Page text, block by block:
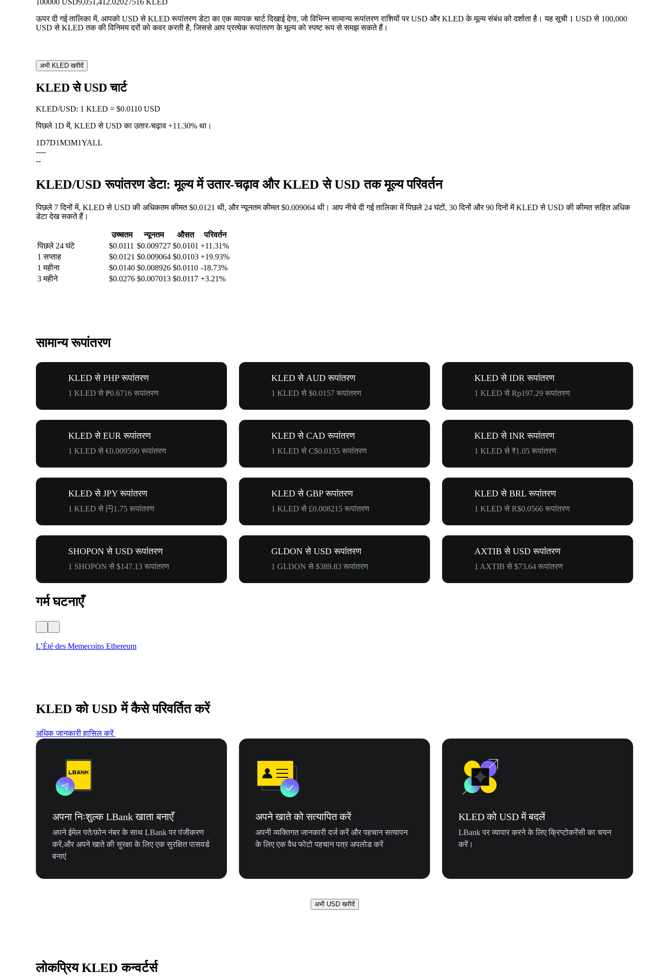
100000 USD9,051,412.02027516 KLED
ऊपर दी गई तालिका में, आपको USD से KLED रूपांतरण डेटा का एक व्यापक चार्ट दिखाई देगा, जो विभिन्न सामान्य रूपांतरण राशियों पर USD और KLED के मूल्य संबंध को दर्शाता है। यह सूची 1 USD से 100,000
USD से KLED तक की विनिमय दरों को कवर करती है, जिससे आप प्रत्येक रूपांतरण के मूल्य को स्पष्ट रूप से समझ सकते हैं।
अभी KLED खरीदें
KLED से USD चार्ट
KLED/USD: 1 KLED = $0.0110 USD
पिछले 1D में, KLED से USD का उतार-चढ़ाव +11.30% था।
1D7D1M3M1YALL
----
--
KLED/USD रूपांतरण डेटा: मूल्य में उतार-चढ़ाव और KLED से USD तक मूल्य परिवर्तन
पिछले 7 दिनों में, KLED से USD की अधिकतम कीमत $0.0121 थी, और न्यूनतम कीमत $0.009064 थी। आप नीचे दी गई तालिका में पिछले 24 घंटों, 30 दिनों और 90 दिनों में KLED से USD की कीमत सहित अधिक
डेटा देख सकते हैं।
उच्चतम न्यूनतम औसत
परिवर्तन
पिछले 24 घंटे
$0.0111 $0.009727 $0.0101 +11.31%
1 सप्ताह
$0.0121 $0.009064 $0.0103 +19.93%
1 महीना
$0.0140 $0.008926 $0.0110 -18.73%
3 महीने
$0.0276 $0.007013 $0.0117 +3.21%
सामान्य रूपांतरण
KLED से PHP रूपांतरण
1 KLED से ₱0.6716 रूपांतरण
KLED से AUD रूपांतरण
1 KLED से $0.0157 रूपांतरण
KLED से IDR रूपांतरण
1 KLED से Rp197.29 रूपांतरण
KLED से EUR रूपांतरण
1 KLED से €0.009590 रूपांतरण
KLED से CAD रूपांतरण
1 KLED से C$0.0155 रूपांतरण
KLED से INR रूपांतरण
1 KLED से ₹1.05 रूपांतरण
KLED से JPY रूपांतरण
1 KLED से 円1.75 रूपांतरण
KLED से GBP रूपांतरण
1 KLED से £0.008215 रूपांतरण
KLED से BRL रूपांतरण
1 KLED से R$0.0566 रूपांतरण
SHOPON से USD रूपांतरण
1 SHOPON से $147.13 रूपांतरण
GLDON से USD रूपांतरण
1 GLDON से $389.83 रूपांतरण
AXTIB से USD रूपांतरण
1 AXTIB से $73.64 रूपांतरण
गर्म घटनाएँ
L’Été des Memecoins Ethereum
KLED को USD में कैसे परिवर्तित करें
अधिक जानकारी हासिल करें
अपना निःशुल्क LBank खाता बनाएँ
अपने ईमेल पते/फ़ोन नंबर के साथ LBank पर पंजीकरण
करें,और अपने खाते की सुरक्षा के लिए एक सुरक्षित पासवर्ड
बनाएं
अपने खाते को सत्यापित करें
अपनी व्यक्तिगत जानकारी दर्ज करें और पहचान सत्यापन
के लिए एक वैध फोटो पहचान पत्र अपलोड करें
KLED को USD में बदलें
LBank पर व्यापार करने के लिए क्रिप्टोकरेंसी का चयन
करें।
अभी USD खरीदें
लोकप्रिय KLED कन्वर्टर्स